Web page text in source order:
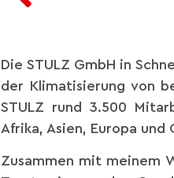
Die STULZ GmbH in
der Klimatisierung von
STULZ rund 3.500
Afrika, Asien, Europa und
Zusammen mit meinem